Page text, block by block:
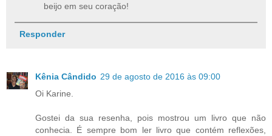
beijo em seu coração!
Responder
Kênia Cândido 29 de agosto de 2016 às 09:00
Oi Karine.
Gostei da sua resenha, pois mostrou um livro que não
conhecia. É sempre bom ler livro que contém reflexões,